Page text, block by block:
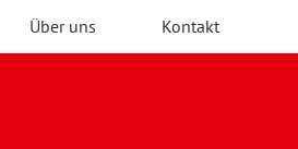
Über uns Kontakt